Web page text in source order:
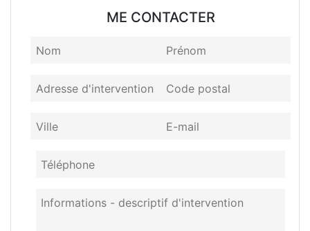
ME CONTACTER